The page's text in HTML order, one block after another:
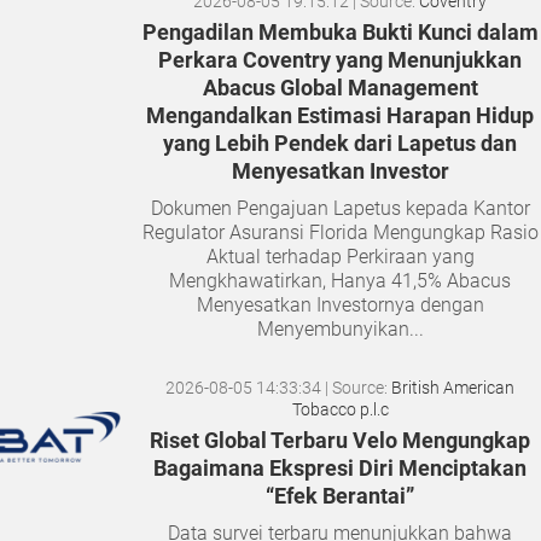
Pengadilan Membuka Bukti Kunci dalam
Perkara Coventry yang Menunjukkan
Abacus Global Management
Mengandalkan Estimasi Harapan Hidup
yang Lebih Pendek dari Lapetus dan
Menyesatkan Investor
Dokumen Pengajuan Lapetus kepada Kantor
Regulator Asuransi Florida Mengungkap Rasio
Aktual terhadap Perkiraan yang
Mengkhawatirkan, Hanya 41,5% Abacus
Menyesatkan Investornya dengan
Menyembunyikan...
2026-08-05 14:33:34 | Source: British American
Tobacco p.l.c
Riset Global Terbaru Velo Mengungkap
Bagaimana Ekspresi Diri Menciptakan
“Efek Berantai”
Data survei terbaru menunjukkan bahwa